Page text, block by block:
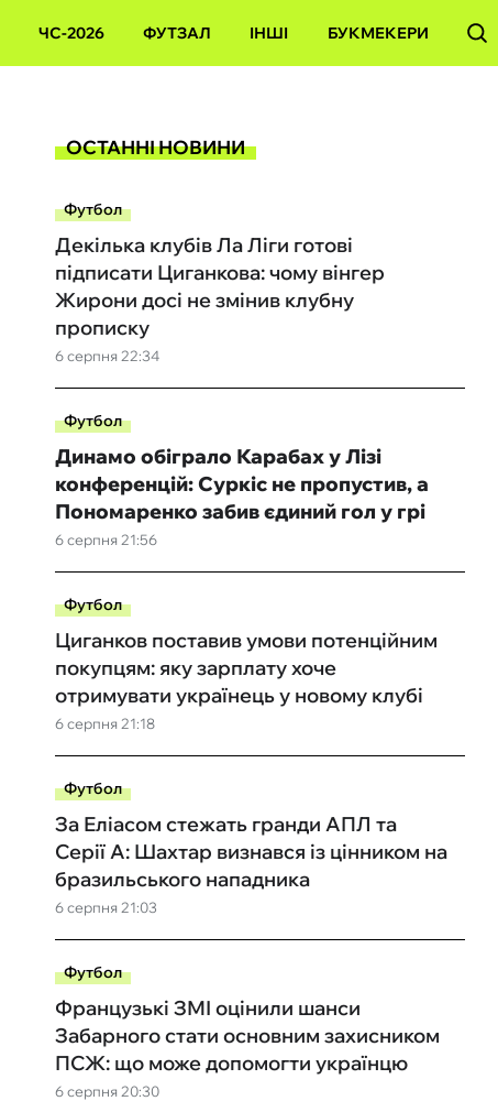
ЧС-2026 ФУТЗАЛ ІНШІ БУКМЕКЕРИ
ОСТАННІ НОВИНИ
Футбол
6 серпня 22:34
Декілька клубів Ла Ліги готові
підписати Циганкова: чому вінгер
Жирони досі не змінив клубну
прописку
Футбол
6 серпня 21:56
Динамо обіграло Карабах у Лізі
конференцій: Суркіс не пропустив, а
Пономаренко забив єдиний гол у грі
Футбол
6 серпня 21:18
Циганков поставив умови потенційним
покупцям: яку зарплату хоче
отримувати українець у новому клубі
Футбол
6 серпня 21:03
За Еліасом стежать гранди АПЛ та
Серії А: Шахтар визнався із цінником на
бразильського нападника
Футбол
6 серпня 20:30
Французькі ЗМІ оцінили шанси
Забарного стати основним захисником
ПСЖ: що може допомогти українцю